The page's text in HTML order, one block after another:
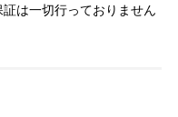
は一切行っておりません